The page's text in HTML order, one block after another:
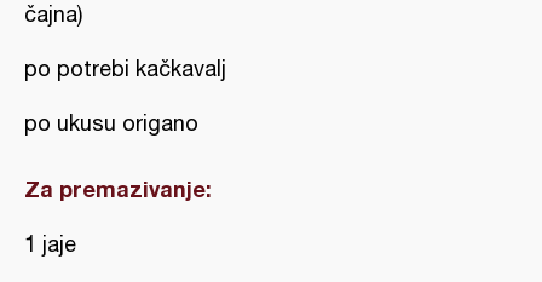
čajna)
po potrebi kačkavalj
po ukusu origano
Za premazivanje:
1 jaje